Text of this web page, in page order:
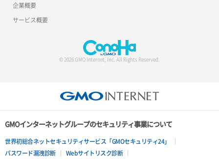
ロードバランサー追加
企業概要
サービス概要
© 2026 GMO Internet, Inc. All Rights Reserved.
GMOインターネットグループのセキュリティ事業について
世界初総合ネットセキュリティサービス「GMOセキュリティ24」
パスワード漏洩診断
Webサイトリスク診断